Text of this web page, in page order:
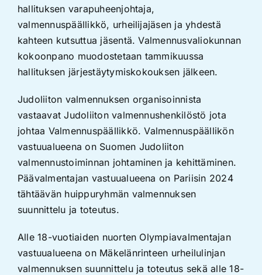
hallituksen varapuheenjohtaja,
valmennuspäällikkö, urheilijajäsen ja yhdestä
kahteen kutsuttua jäsentä. Valmennusvaliokunnan
kokoonpano muodostetaan tammikuussa
hallituksen järjestäytymiskokouksen jälkeen.
Judoliiton valmennuksen organisoinnista
vastaavat Judoliiton valmennushenkilöstö jota
johtaa Valmennuspäällikkö. Valmennuspäällikön
vastuualueena on Suomen Judoliiton
valmennustoiminnan johtaminen ja kehittäminen.
Päävalmentajan vastuualueena on Pariisin 2024
tähtäävän huippuryhmän valmennuksen
suunnittelu ja toteutus.
Alle 18-vuotiaiden nuorten Olympiavalmentajan
vastuualueena on Mäkelänrinteen urheilulinjan
valmennuksen suunnittelu ja toteutus sekä alle 18-